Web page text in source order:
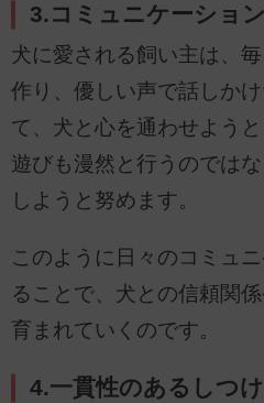
3.コミュニケーショ
犬に愛される飼い主は、
作り、優しい声で話しか
て、犬と心を通わせよう
遊びも漫然と行うのでは
しようと努めます。
このように日々のコミュ
ることで、犬との信頼関
育まれていくのです。
4.一貫性のあるしつ